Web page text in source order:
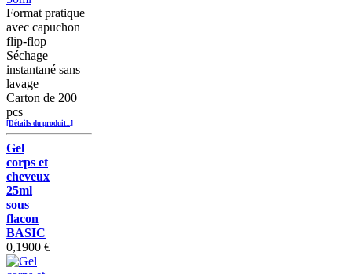
Format pratique
avec capuchon
flip-flop
Séchage
instantané sans
lavage
Carton de 200
pcs
[Détails du produit...]
Gel
corps et
cheveux
25ml
sous
flacon
BASIC
0,1900 €